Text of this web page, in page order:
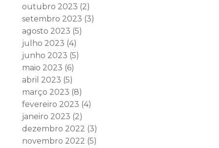
outubro 2023 (2)
setembro 2023 (3)
agosto 2023 (5)
julho 2023 (4)
junho 2023 (5)
maio 2023 (6)
abril 2023 (5)
março 2023 (8)
fevereiro 2023 (4)
janeiro 2023 (2)
dezembro 2022 (3)
novembro 2022 (5)